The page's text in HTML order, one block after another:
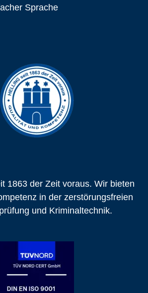
Sprache
1863 der Zeit voraus. Wir bieten
in der zerstörungsfreien
und Kriminaltechnik.